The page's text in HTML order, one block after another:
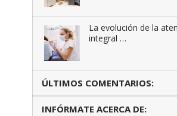
La evolución de la
integral …
ÚLTIMOS COMENTARIOS:
INFÓRMATE ACERCA DE: